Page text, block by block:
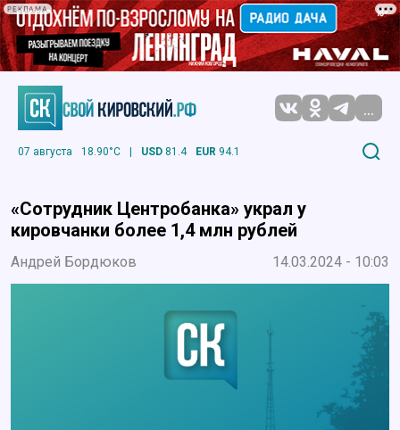
РЕКЛАМА
...
07 августа 18.90°C | USD 81.4 EUR 94.1
«Сотрудник Центробанка» украл у
кировчанки более 1,4 млн рублей
Андрей Бордюков 14.03.2024 - 10:03